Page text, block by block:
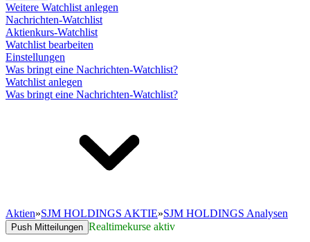
Weitere Watchlist anlegen
Nachrichten-Watchlist
Aktienkurs-Watchlist
Watchlist bearbeiten
Einstellungen
Was bringt eine Nachrichten-Watchlist?
Watchlist anlegen
Was bringt eine Nachrichten-Watchlist?
Aktien»SJM HOLDINGS AKTIE»SJM HOLDINGS Analysen
Push Mitteilungen Realtimekurse aktiv